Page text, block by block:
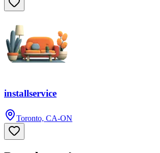
installservice
Toronto, CA-ON